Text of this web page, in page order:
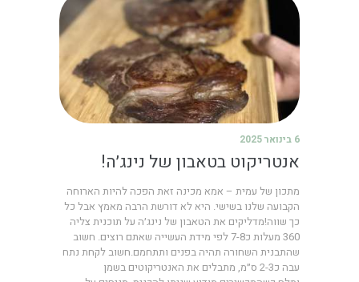
6 בינואר 2025
אנטריקוט בטאבון של נינג׳ה!
מתכון של עמית – אמא מכינה זאת הפכה להיות הארוחה
הקבועה שלנו בשישי. היא לא דורשת הרבה מאמץ אבל כל
כך שווה!מדליקים את הטאבון של נינג׳ה על תוכנית צליה
360 מעלות כ7-8 לפי מידת העשייה שאתם רוצים. חשוב
שהתבנית השחורה תהיה בפנים ותתחמם.חשוב לקחת נתח
עבה כ2-3 ס״מ, מתבלים את האנטריקוטים בשמן